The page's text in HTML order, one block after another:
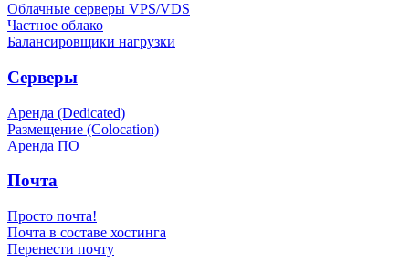
Облачные серверы VPS/VDS
Частное облако
Балансировщики нагрузки
Серверы
Аренда (Dedicated)
Размещение (Colocation)
Аренда ПО
Почта
Просто почта!
Почта в составе хостинга
Перенести почту